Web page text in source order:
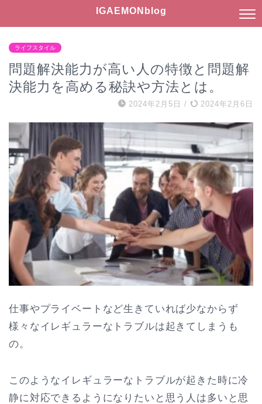
IGAEMONblog
ライフスタイル
問題解決能力が高い人の特徴と問題解
決能力を高める秘訣や方法とは。
2024年2月5日 / 2024年2月6日
仕事やプライベートなど生きていれば少なからず
様々なイレギュラーなトラブルは起きてしまうも
の。
このようなイレギュラーなトラブルが起きた時に冷
静に対応できるようになりたいと思う人は多いと思